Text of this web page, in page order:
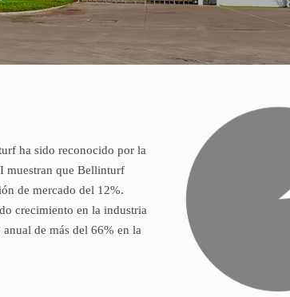
ha sido reconocido por la
muestran que Bellinturf
de mercado del 12%.
crecimiento en la industria
de más del 66% en la